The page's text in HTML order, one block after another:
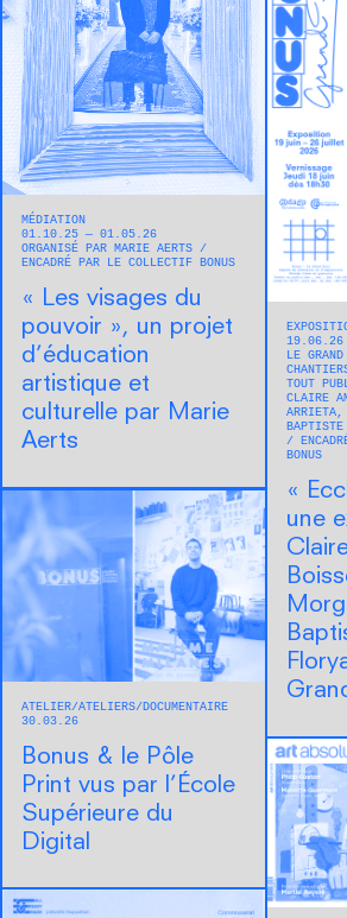
MÉDIATION
01.10.25 — 01.05.26
ORGANISÉ PAR MARIE AERTS
ENCADRÉ PAR LE COLLECTIF BONUS
« Les visages du
pouvoir », un projet
d’éducation
artistique et
culturelle par Marie
Aerts
LE
TOUT
CLAIRE
ARRIETA,
BONUS
«
une
ATELIER ATELIERS
DOCUMENTAIRE
30.03.26
Bonus & le Pôle
Print vus par l’École
Supérieure du
Digital